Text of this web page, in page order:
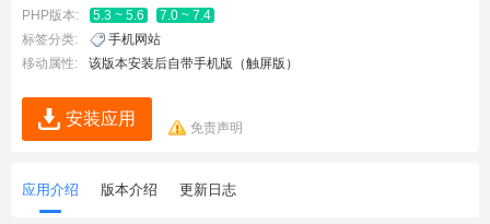
PHP版本:
5.3 ~ 5.6
7.0 ~ 7.4
标签分类:
手机网站
移动属性:
该版本安装后自带手机版（触屏版）
安装应用 免责声明
应用介绍 版本介绍 更新日志